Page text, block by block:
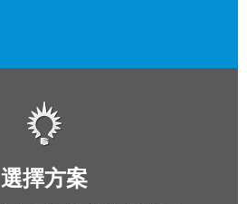
選擇方案